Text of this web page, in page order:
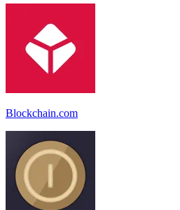
Blockchain.com